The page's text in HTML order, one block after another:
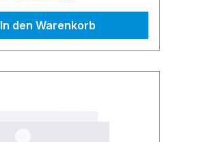
In den Warenkorb